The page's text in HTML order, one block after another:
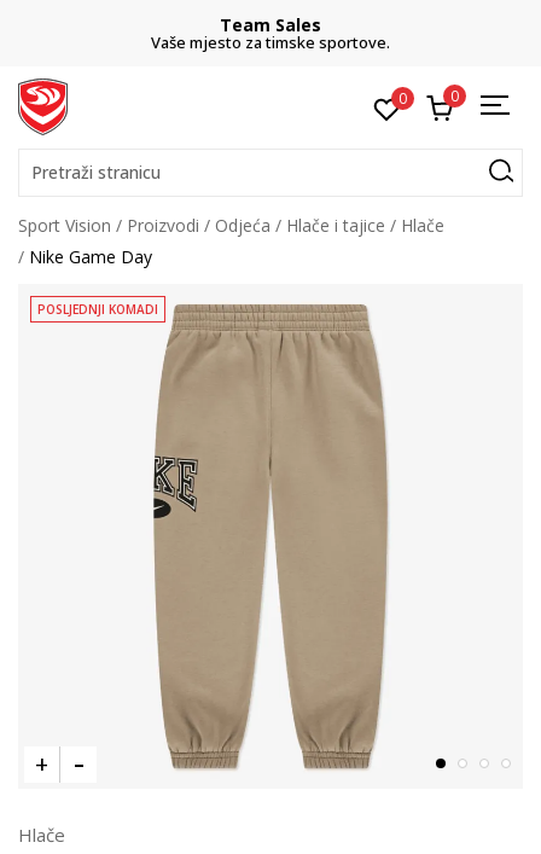
Team Sales
Vaše mjesto za timske sportove.
0 0
Pretraži stranicu
Sport Vision Proizvodi Odjeća Hlače i tajice
Hlače
Nike Game Day
POSLJEDNJI KOMADI
Hlače